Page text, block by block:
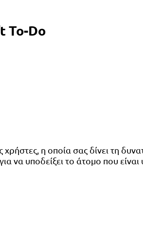
To-Do
η οποία σας δίνει τη
να υποδείξει το άτομο που